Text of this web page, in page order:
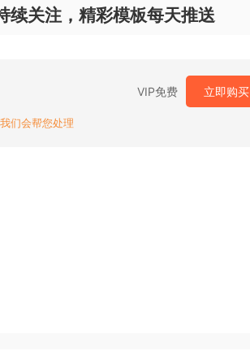
续关注，精彩模板每天推送
VIP免费 立即购买
们会帮您处理